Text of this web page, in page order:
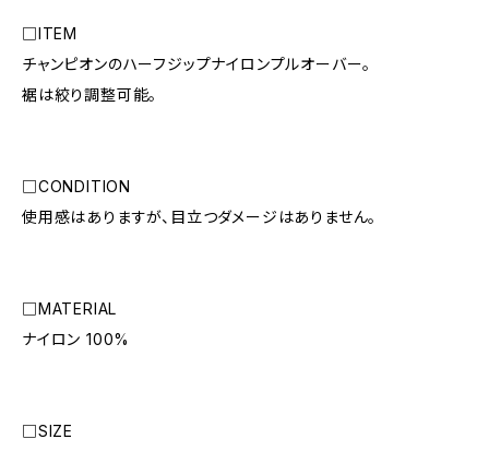
□ITEM
チャンピオンのハーフジップナイロンプルオーバー。
裾は絞り調整可能。
□CONDITION
使用感はありますが、目立つダメージはありません。
□MATERIAL
ナイロン 100%
□SIZE